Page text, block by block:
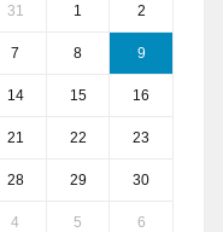
31 1 2
7 8 9
14 15 16
21 22 23
28 29 30
4 5 6